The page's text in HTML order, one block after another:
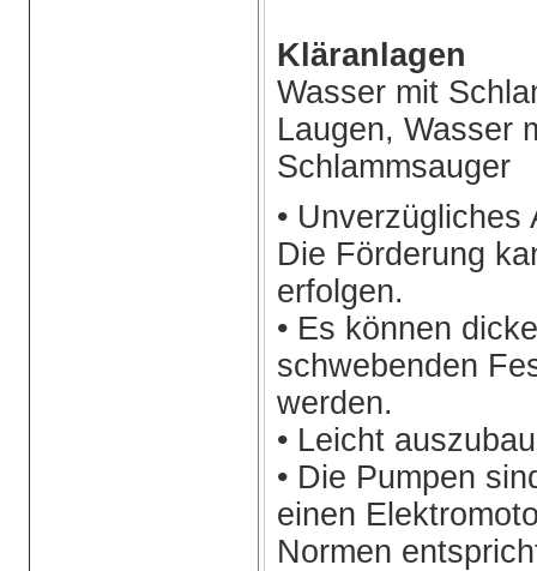
Kläranlagen
Wasser mit
Laugen, Wasser
Schlammsauger
•
Die Förderung
erfolgen.
• Es können
schwebenden
werden.
• Leicht
• Die Pumpen
einen
Normen